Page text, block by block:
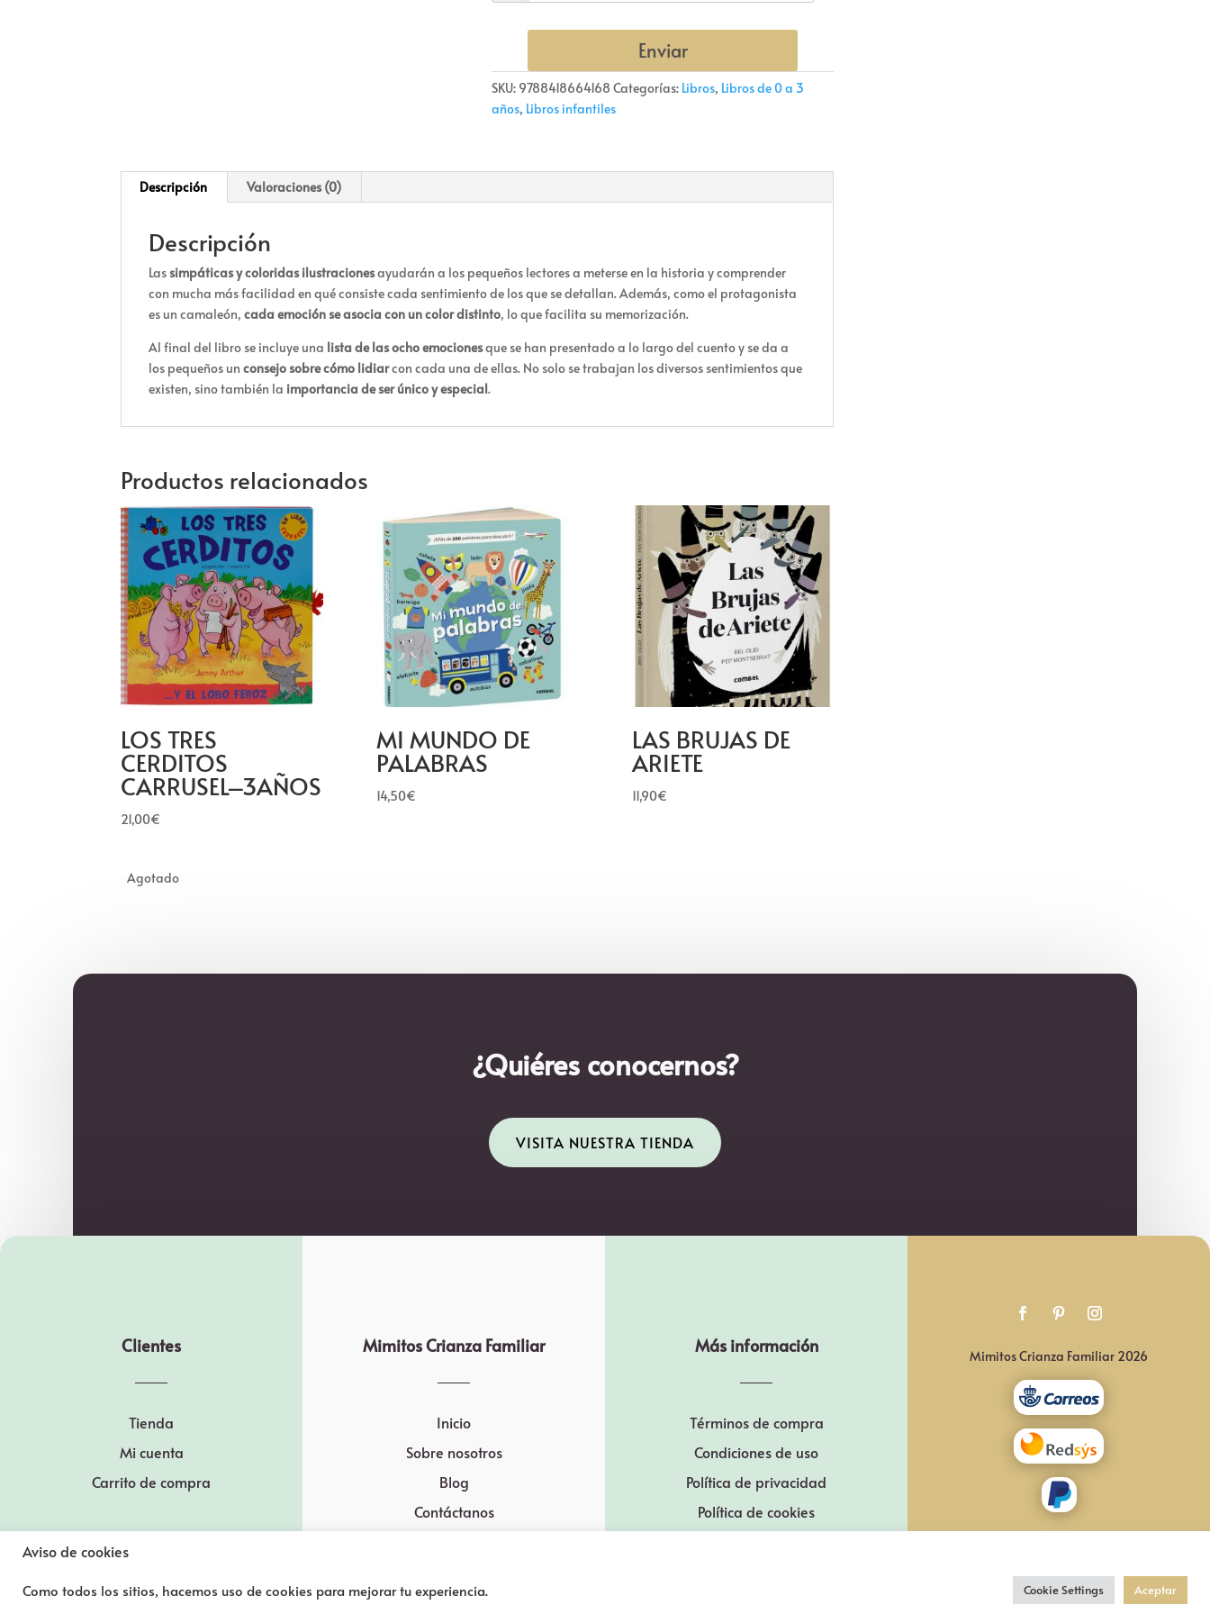
Enviar
SKU: 9788418664168 Categorías: Libros, Libros de 0 a 3
años, Libros infantiles
Descripción Valoraciones (0)
Descripción
Las simpáticas y coloridas ilustracionesayudarán a los pequeños lectores a meterse en la historia y comprender
con mucha más facilidad en qué consiste cada sentimiento de los que se detallan. Además, como el protagonista
es un camaleón,cada emoción se asocia con un color distinto, lo que facilita su memorización.
Al final del libro se incluye una lista de las ocho emocionesque se han presentado a lo largo del cuento y se da a
los pequeños un consejo sobre cómo lidiarcon cada una de ellas. No solo se trabajan los diversos sentimientos que
existen, sino también la importancia de ser único y especial.
Productos relacionados
LOS TRES
CERDITOS
CARRUSEL–3AÑOS
21,00€
MI MUNDO DE
PALABRAS
14,50€
LAS BRUJAS DE
ARIETE
11,90€
¿Quiéres conocernos?
VISITA NUESTRA TIENDA
Clientes
Tienda
Mi cuenta
Carrito de compra
Mimitos Crianza Familiar
Inicio
Sobre nosotros
Blog
Contáctanos
Más información
Términos de compra
Condiciones de uso
Política de privacidad
Política de cookies
Mimitos Crianza Familiar 2026
Aviso de cookies
Como todos los sitios, hacemos uso de cookies para mejorar tu experiencia. Cookie Settings Aceptar